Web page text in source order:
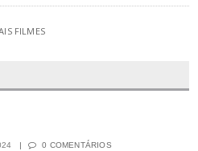
FILMES
0 COMENTÁRIOS